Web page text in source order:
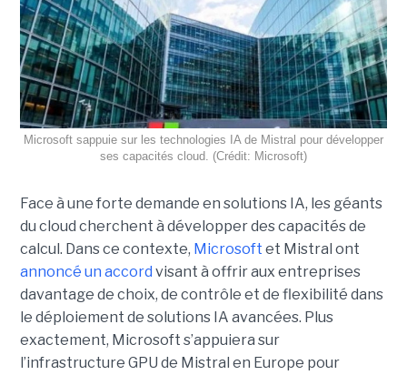
Microsoft sappuie sur les technologies IA de Mistral pour développer
ses capacités cloud. (Crédit: Microsoft)
Face à une forte demande en solutions IA, les géants
du cloud cherchent à développer des capacités de
calcul. Dans ce contexte, Microsoft et Mistral ont
annoncé un accord visant à offrir aux entreprises
davantage de choix, de contrôle et de flexibilité dans
le déploiement de solutions IA avancées. Plus
exactement, Microsoft s’appuiera sur
l’infrastructure GPU de Mistral en Europe pour